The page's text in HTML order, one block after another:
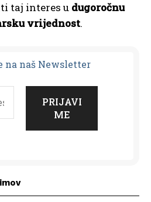
taj interes u dugoročnu
vrijednost.
na naš Newsletter